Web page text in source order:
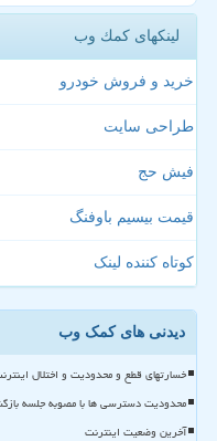
لینکهای كمك وب
خرید و فروش خودرو
طراحی سایت
فیش حج
قیمت بیسیم باوفنگ
کوتاه کننده لینک
دیدنی های کمک وب
خسارتهای قطع و محدودیت و اختلال
محدودیت دسترسی ها با مصوبه جلسه
آخرین وضعیت اینترنت